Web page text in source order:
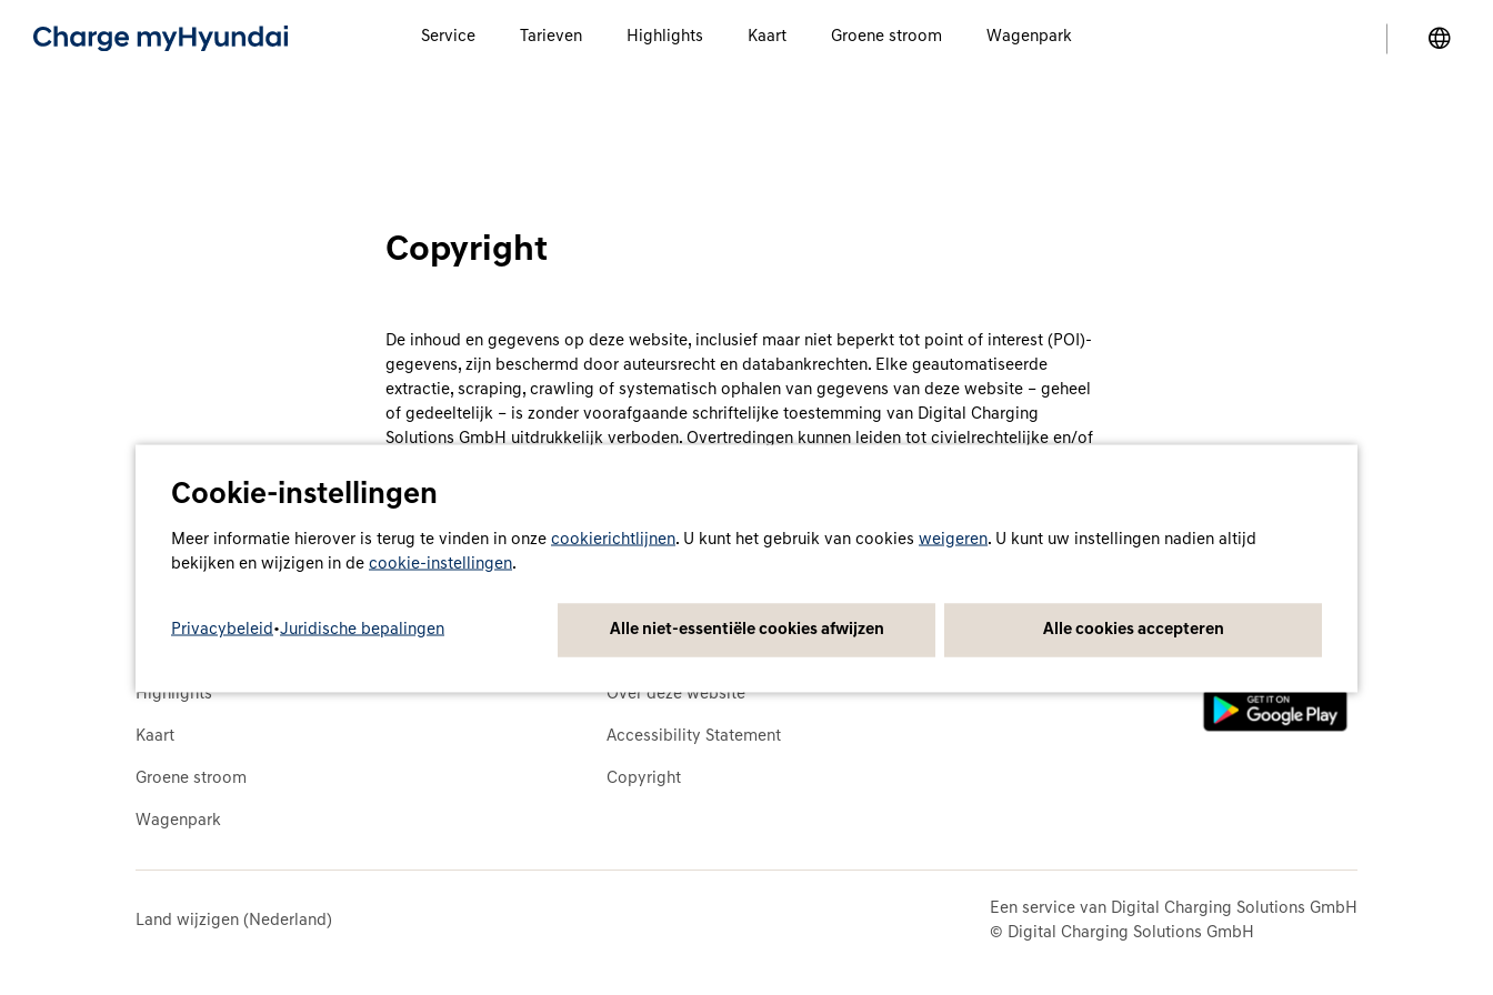
Service Tarieven Highlights Kaart Groene stroom Wagenpark
Copyright
De inhoud en gegevens op deze website, inclusief maar niet beperkt tot point of interest (POI)-
gegevens, zijn beschermd door auteursrecht en databankrechten. Elke geautomatiseerde
extractie, scraping, crawling of systematisch ophalen van gegevens van deze website – geheel
of gedeeltelijk – is zonder voorafgaande schriftelijke toestemming van Digital Charging
Solutions GmbH uitdrukkelijk verboden. Overtredingen kunnen leiden tot civielrechtelijke en/of
Overzicht
Highlights
Kaart
Groene stroom
Wagenpark
Support
Over deze website
Accessibility Statement
Copyright
Land wijzigen (Nederland)
Een service van Digital Charging Solutions GmbH
© Digital Charging Solutions GmbH
Cookie-instellingen
Meer informatie hierover is terug te vinden in onze cookierichtlijnen. U kunt het gebruik van cookies weigeren. U kunt uw instellingen nadien altijd
bekijken en wijzigen in de cookie-instellingen.
Alle niet-essentiële cookies afwijzen Alle cookies accepteren
Privacybeleid •Juridische bepalingen